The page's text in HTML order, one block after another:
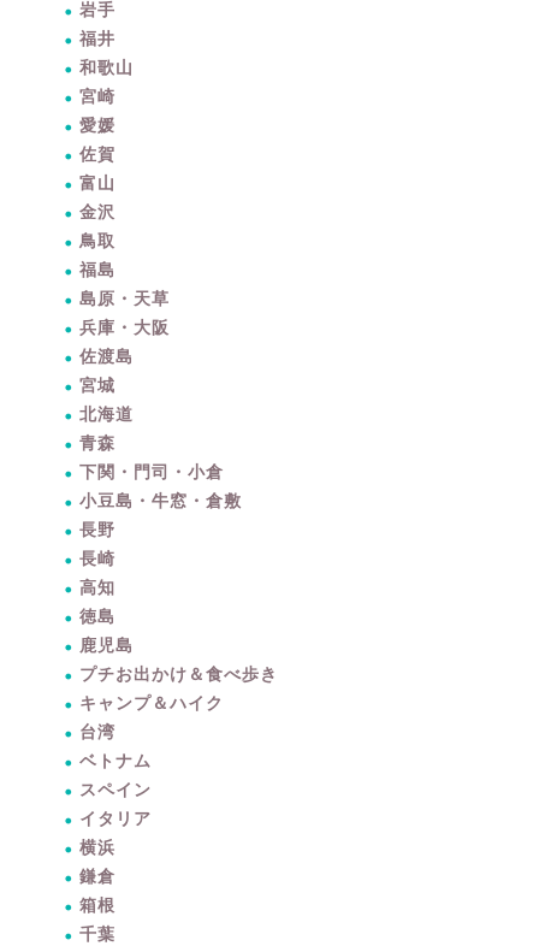
岩手
福井
和歌山
宮崎
愛媛
佐賀
富山
金沢
鳥取
福島
島原・天草
兵庫・大阪
佐渡島
宮城
北海道
青森
下関・門司・小倉
小豆島・牛窓・倉敷
長野
長崎
高知
徳島
鹿児島
プチお出かけ＆食べ歩き
キャンプ＆ハイク
台湾
ベトナム
スペイン
イタリア
横浜
鎌倉
箱根
千葉